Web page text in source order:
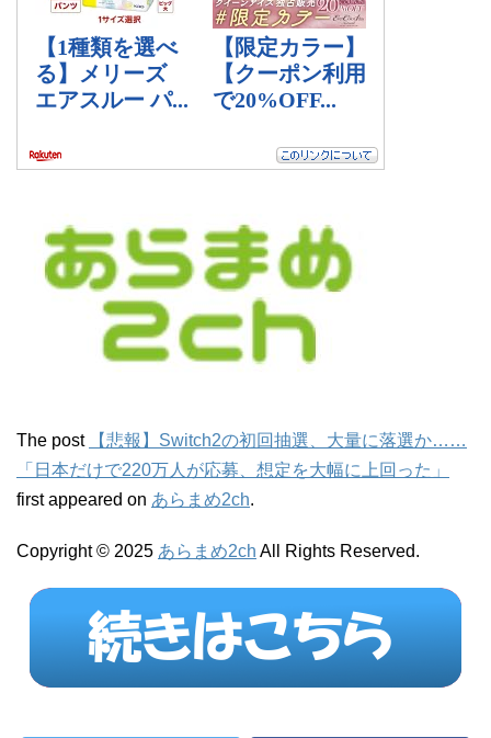
The post
【悲報】Switch2の初回抽選、大量に落選か……
「日本だけで220万人が応募、想定を大幅に上回った」
first appeared on あらまめ2ch.
Copyright © 2025 あらまめ2ch All Rights Reserved.